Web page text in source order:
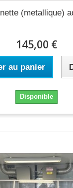
(metallique)
145,00 €
au panier
Disponible